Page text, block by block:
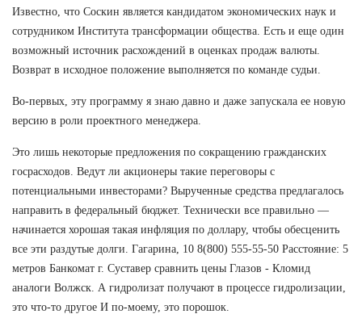
Известно, что Соскин является кандидатом экономических наук и
сотрудником Института трансформации общества. Есть и еще один
возможный источник расхождений в оценках продаж валюты.
Возврат в исходное положение выполняется по команде судьи.
Во-первых, эту программу я знаю давно и даже запускала ее новую
версию в роли проектного менеджера.
Это лишь некоторые предложения по сокращению гражданских
госрасходов. Ведут ли акционеры такие переговоры с
потенциальными инвесторами? Вырученные средства предлагалось
направить в федеральный бюджет. Технически все правильно —
начинается хорошая такая инфляция по доллару, чтобы обесценить
все эти раздутые долги. Гагарина, 10 8(800) 555-55-50 Расстояние: 5
метров Банкомат г. Суставер сравнить цены Глазов - Кломид
аналоги Волжск. А гидролизат получают в процессе гидролизации,
это что-то другое И по-моему, это порошок.